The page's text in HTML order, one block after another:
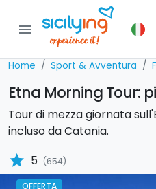
menu
Home Sport & Avventura
Etna Morning Tour:
Tour di mezza giornata
incluso da Catania.
star 5 (654)
OFFERTA